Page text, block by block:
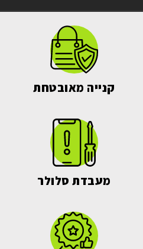
קנייה מאובטחת
מעבדת סלולר